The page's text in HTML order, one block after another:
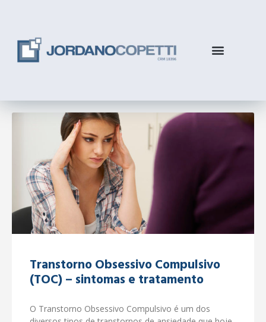
Transtorno Obsessivo Compulsivo
(TOC) – sintomas e tratamento
O Transtorno Obsessivo Compulsivo é um dos